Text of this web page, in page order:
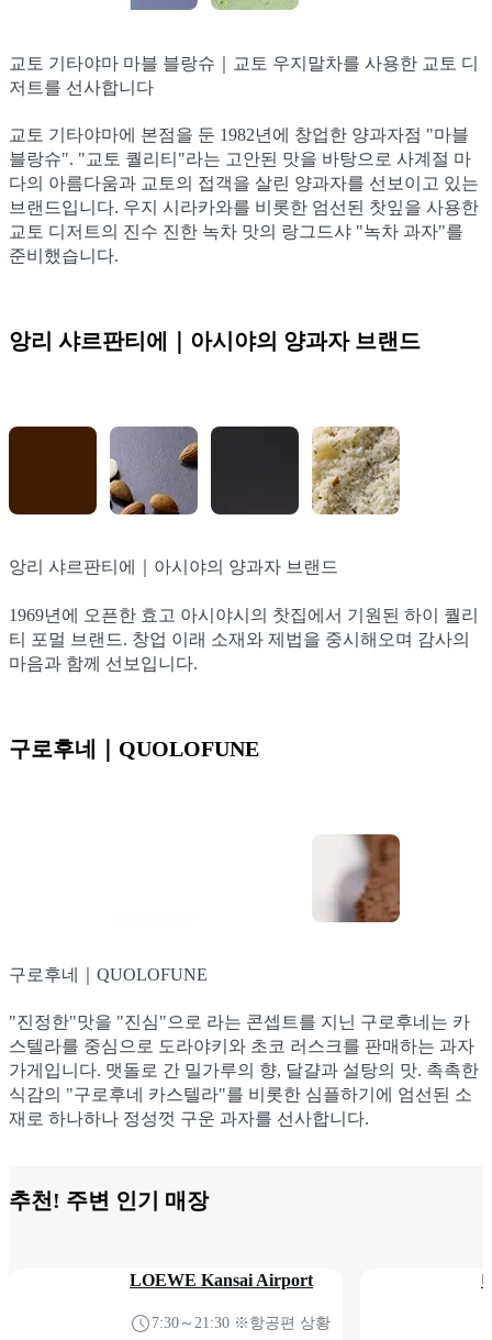
교토 기타야마 마블 블랑슈｜교토 우지말차를 사용한 교토 디
저트를 선사합니다
교토 기타야마에 본점을 둔 1982년에 창업한 양과자점 "마블
블랑슈". "교토 퀄리티"라는 고안된 맛을 바탕으로 사계절 마
다의 아름다움과 교토의 접객을 살린 양과자를 선보이고 있는
브랜드입니다. 우지 시라카와를 비롯한 엄선된 찻잎을 사용한
교토 디저트의 진수 진한 녹차 맛의 랑그드샤 "녹차 과자"를
준비했습니다.
교토 기타야마 마블 블랑슈｜교토 우지말차를 사용한 교토 디
저트를 선사합니다
교토 기타야마에 본점을 둔 1982년에 창업한 양과자점 "마블
블랑슈". "교토 퀄리티"라는 고안된 맛을 바탕으로 사계절 마
다의 아름다움과 교토의 접객을 살린 양과자를 선보이고 있는
브랜드입니다. 우지 시라카와를 비롯한 엄선된 찻잎을 사용한
교토 디저트의 진수 진한 녹차 맛의 랑그드샤 "녹차 과자"를
준비했습니다.
교토 기타야마 마블 블랑슈｜교토 우지말차를 사용한 교토 디
저트를 선사합니다
교토 기타야마에 본점을 둔 1982년에 창업한 양과자점 "마블
블랑슈". "교토 퀄리티"라는 고안된 맛을 바탕으로 사계절 마
다의 아름다움과 교토의 접객을 살린 양과자를 선보이고 있는
브랜드입니다. 우지 시라카와를 비롯한 엄선된 찻잎을 사용한
교토 디저트의 진수 진한 녹차 맛의 랑그드샤 "녹차 과자"를
준비했습니다.
앙리 샤르판티에｜아시야의 양과자 브랜드
앙리 샤르판티에｜아시야의 양과자 브랜드
1969년에 오픈한 효고 아시야시의 찻집에서 기원된 하이 퀄리
티 포멀 브랜드. 창업 이래 소재와 제법을 중시해오며 감사의
마음과 함께 선보입니다.
앙리 샤르판티에｜아시야의 양과자 브랜드
1969년에 오픈한 효고 아시야시의 찻집에서 기원된 하이 퀄리
티 포멀 브랜드. 창업 이래 소재와 제법을 중시해오며 감사의
마음과 함께 선보입니다.
앙리 샤르판티에｜아시야의 양과자 브랜드
1969년에 오픈한 효고 아시야시의 찻집에서 기원된 하이 퀄리
티 포멀 브랜드. 창업 이래 소재와 제법을 중시해오며 감사의
마음과 함께 선보입니다.
앙리 샤르판티에｜아시야의 양과자 브랜드
1969년에 오픈한 효고 아시야시의 찻집에서 기원된 하이 퀄리
티 포멀 브랜드. 창업 이래 소재와 제법을 중시해오며 감사의
마음과 함께 선보입니다.
구로후네｜QUOLOFUNE
구로후네｜QUOLOFUNE
"진정한"맛을 "진심"으로 라는 콘셉트를 지닌 구로후네는 카
스텔라를 중심으로 도라야키와 초코 러스크를 판매하는 과자
가게입니다. 맷돌로 간 밀가루의 향, 달걀과 설탕의 맛. 촉촉한
식감의 "구로후네 카스텔라"를 비롯한 심플하기에 엄선된 소
재로 하나하나 정성껏 구운 과자를 선사합니다.
구로후네｜QUOLOFUNE
"진정한"맛을 "진심"으로 라는 콘셉트를 지닌 구로후네는 카
스텔라를 중심으로 도라야키와 초코 러스크를 판매하는 과자
가게입니다. 맷돌로 간 밀가루의 향, 달걀과 설탕의 맛. 촉촉한
식감의 "구로후네 카스텔라"를 비롯한 심플하기에 엄선된 소
재로 하나하나 정성껏 구운 과자를 선사합니다.
구로후네｜QUOLOFUNE
"진정한"맛을 "진심"으로 라는 콘셉트를 지닌 구로후네는 카
스텔라를 중심으로 도라야키와 초코 러스크를 판매하는 과자
가게입니다. 맷돌로 간 밀가루의 향, 달걀과 설탕의 맛. 촉촉한
식감의 "구로후네 카스텔라"를 비롯한 심플하기에 엄선된 소
재로 하나하나 정성껏 구운 과자를 선사합니다.
구로후네｜QUOLOFUNE
"진정한"맛을 "진심"으로 라는 콘셉트를 지닌 구로후네는 카
스텔라를 중심으로 도라야키와 초코 러스크를 판매하는 과자
가게입니다. 맷돌로 간 밀가루의 향, 달걀과 설탕의 맛. 촉촉한
식감의 "구로후네 카스텔라"를 비롯한 심플하기에 엄선된 소
재로 하나하나 정성껏 구운 과자를 선사합니다.
추천! 주변 인기 매장
LOEWE Kansai Airport
7:30～21:30 ※항공편 상황